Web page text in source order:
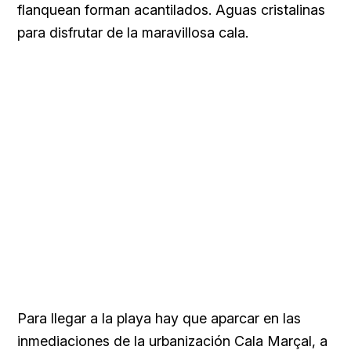
flanquean forman acantilados. Aguas cristalinas
para disfrutar de la maravillosa cala.
Para llegar a la playa hay que aparcar en las
inmediaciones de la urbanización Cala Marçal, a